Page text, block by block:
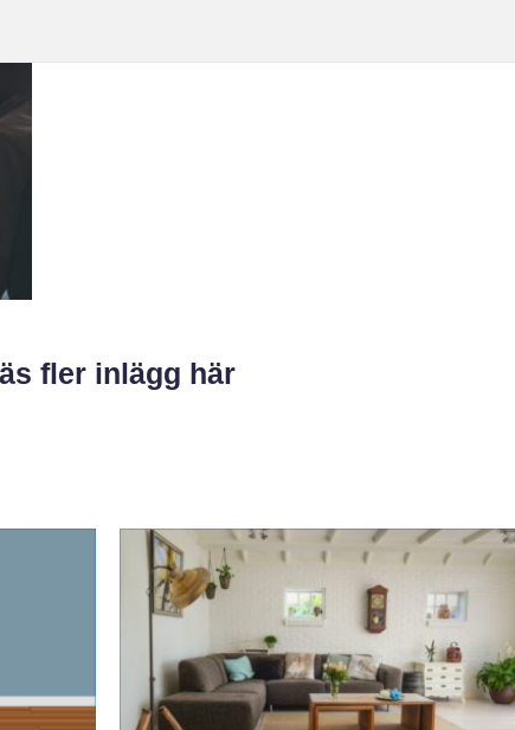
fler inlägg här